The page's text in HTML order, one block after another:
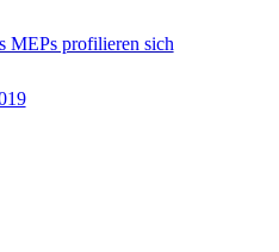
MEPs profilieren sich